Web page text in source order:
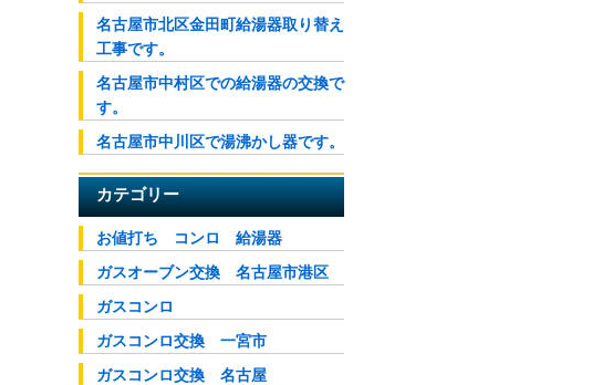
名古屋市北区金田町給湯器取り替え
工事です。
名古屋市中村区での給湯器の交換で
す。
名古屋市中川区で湯沸かし器です。
カテゴリー
お値打ち コンロ 給湯器
ガスオーブン交換 名古屋市港区
ガスコンロ
ガスコンロ交換 一宮市
ガスコンロ交換 名古屋